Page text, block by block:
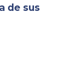
de sus